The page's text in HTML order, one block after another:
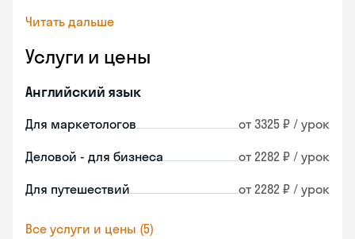
Читать дальше
Услуги и цены
Английский язык
Для маркетологов от 3325 ₽ / урок
Деловой - для бизнеса от 2282 ₽ / урок
Для путешествий от 2282 ₽ / урок
Все услуги и цены (5)